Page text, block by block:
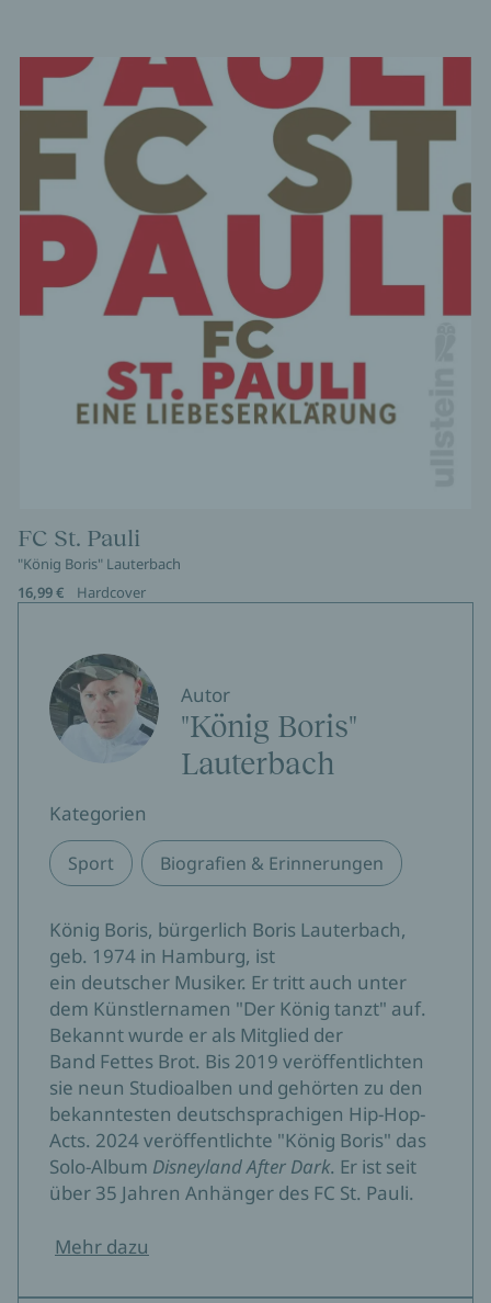
FC St. Pauli
"König Boris" Lauterbach
16,99 €
Hardcover
Autor
"König Boris"
Lauterbach
Kategorien
Sport Biografien & Erinnerungen
König Boris, bürgerlich Boris Lauterbach,
geb. 1974 in Hamburg, ist
ein deutscher Musiker. Er tritt auch unter
dem Künstlernamen "Der König tanzt" auf.
Bekannt wurde er als Mitglied der
Band Fettes Brot. Bis 2019 veröffentlichten
sie neun Studioalben und gehörten zu den
bekanntesten deutschsprachigen Hip-Hop-
Acts. 2024 veröffentlichte "König Boris" das
Solo-Album Disneyland After Dark. Er ist seit
über 35 Jahren Anhänger des FC St. Pauli.
Mehr dazu